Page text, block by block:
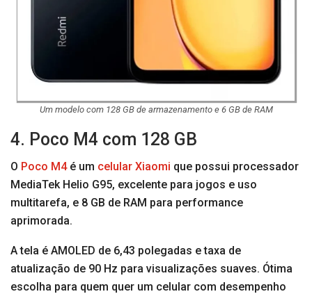
Um modelo com 128 GB de armazenamento e 6 GB de RAM
4. Poco M4 com 128 GB
O Poco M4é um celular Xiaomi que possui processador
MediaTek Helio G95, excelente para jogos e uso
multitarefa, e 8 GB de RAM para performance
aprimorada.
A tela é AMOLED de 6,43 polegadas e taxa de
atualização de 90 Hz para visualizações suaves. Ótima
escolha para quem quer um celular com desempenho